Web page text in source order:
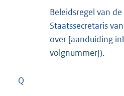
Beleidsregel van
Staatssecretaris
over [aanduiding
volgnummer]).
Q